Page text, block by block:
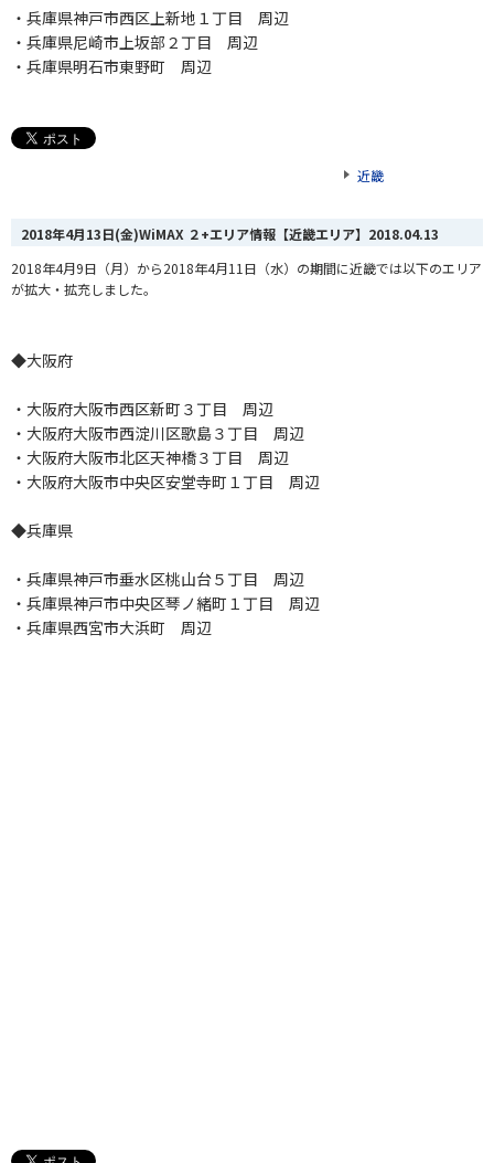
・兵庫県神戸市西区上新地１丁目 周辺
・兵庫県尼崎市上坂部２丁目 周辺
・兵庫県明石市東野町 周辺
近畿
2018年4月13日(金)WiMAX ２+エリア情報【近畿エリア】 2018.04.13
2018年4月9日（月）から2018年4月11日（水）の期間に近畿では以下のエリア
が拡大・拡充しました。
◆大阪府
・大阪府大阪市西区新町３丁目 周辺
・大阪府大阪市西淀川区歌島３丁目 周辺
・大阪府大阪市北区天神橋３丁目 周辺
・大阪府大阪市中央区安堂寺町１丁目 周辺
◆兵庫県
・兵庫県神戸市垂水区桃山台５丁目 周辺
・兵庫県神戸市中央区琴ノ緒町１丁目 周辺
・兵庫県西宮市大浜町 周辺